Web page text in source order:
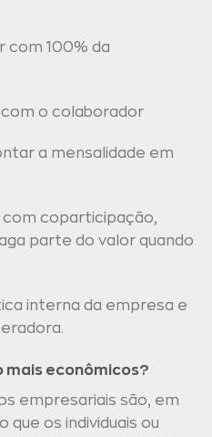
com 100% da
com o colaborador
a mensalidade em
coparticipação,
parte do valor quando
interna da empresa e
mais econômicos?
empresariais são, em
que os individuais ou